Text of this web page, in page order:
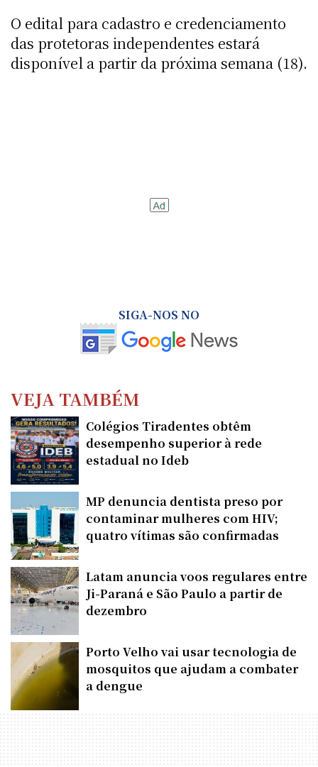
O edital para cadastro e credenciamento
das protetoras independentes estará
disponível a partir da próxima semana (18).
SIGA-NOS NO
VEJA TAMBÉM
Colégios Tiradentes obtêm
desempenho superior à rede
estadual no Ideb
MP denuncia dentista preso por
contaminar mulheres com HIV;
quatro vítimas são confirmadas
Latam anuncia voos regulares entre
Ji-Paraná e São Paulo a partir de
dezembro
Porto Velho vai usar tecnologia de
mosquitos que ajudam a combater
a dengue